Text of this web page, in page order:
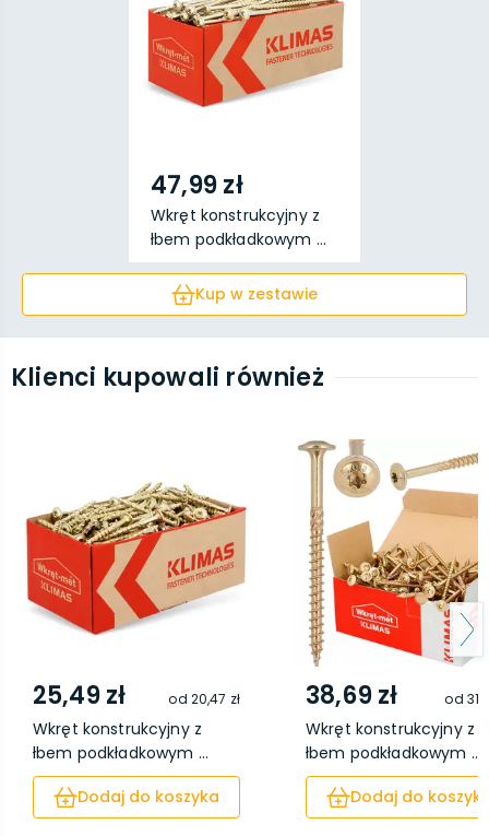
47,99 zł
Wkręt konstrukcyjny z
łbem podkładkowym ...
Kup w zestawie
Klienci kupowali również
25,49 zł od 20,47 zł
Wkręt konstrukcyjny z
łbem podkładkowym ...
Dodaj do koszyka
38,69 zł od
Wkręt konstrukcyjny z
łbem podkładkowym ...
Dodaj do